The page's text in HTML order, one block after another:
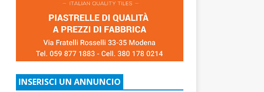
INSERISCI UN ANNUNCIO